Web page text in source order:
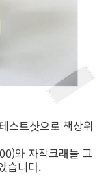
스트샷으로 책상위
와 자작크래들 그
습니다.